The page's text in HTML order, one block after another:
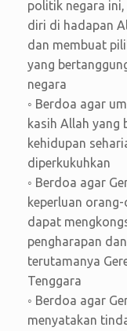
politik negara
diri di hadapan
dan membuat
yang
negara
◦ Berdoa agar
kasih Allah yang
kehidupan
diperkukuhkan
◦ Berdoa agar
keperluan
dapat
pengharapan
terutamanya
Tenggara
◦ Berdoa agar
menyatakan